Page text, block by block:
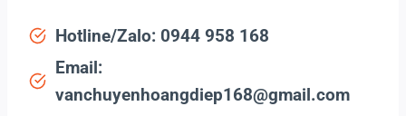
Hotline/Zalo: 0944 958 168
Email:
vanchuyenhoangdiep168@gmail.com